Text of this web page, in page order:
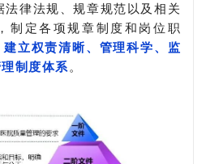
法律法规、规章规范以及相关
制定各项规章制度和岗位职
建立权责清晰、管理科学、监
制度体系。